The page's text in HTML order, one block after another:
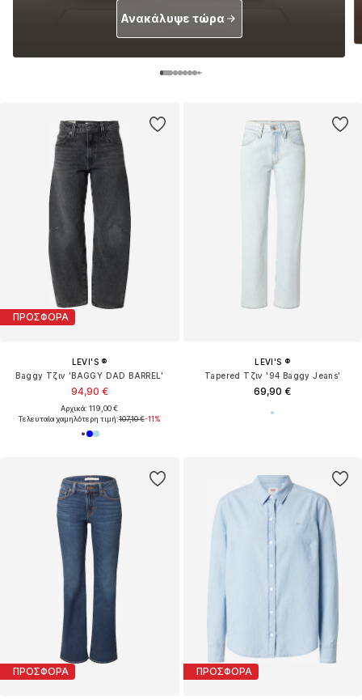
ΠΡΟΣΦΟΡΑ
LEVI'S ®
Baggy Τζιν 'BAGGY DAD BARREL'
94,90 €
Αρχικά: 119,00 €
Τελευταία χαμηλότερη τιμή:107,10 €-11%
LEVI'S ®
Tapered Τζιν '94 Baggy Jeans'
69,90 €
ΠΡΟΣΦΟΡΑ
Ανακάλυψε τώρα
ΠΡΟΣΦΟΡΑ